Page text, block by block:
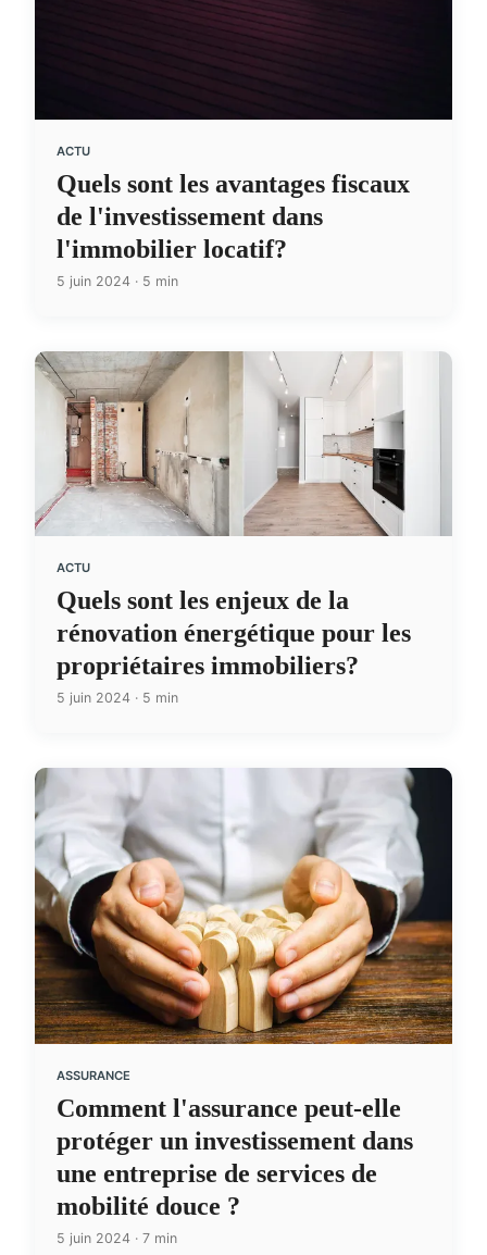
ACTU
Quels sont les avantages fiscaux
de l'investissement dans
l'immobilier locatif?
5 juin 2024 · 5 min
ACTU
Quels sont les enjeux de la
rénovation énergétique pour les
propriétaires immobiliers?
5 juin 2024 · 5 min
ASSURANCE
Comment l'assurance peut-elle
protéger un investissement dans
une entreprise de services de
mobilité douce ?
5 juin 2024 · 7 min